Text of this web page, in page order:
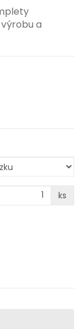
a
ks